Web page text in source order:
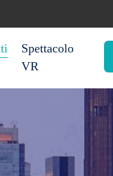
Spettacolo
VR